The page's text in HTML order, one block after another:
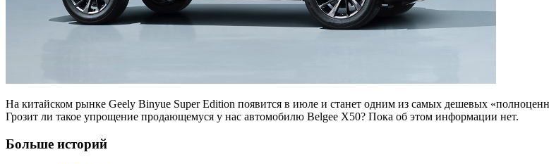
На китайском рынке Geely Binyue Super Edition появится в июле и станет одним из самых дешевых
Грозит ли такое упрощение продающемуся у нас автомобилю Belgee X50? Пока об этом информации нет.
Больше историй